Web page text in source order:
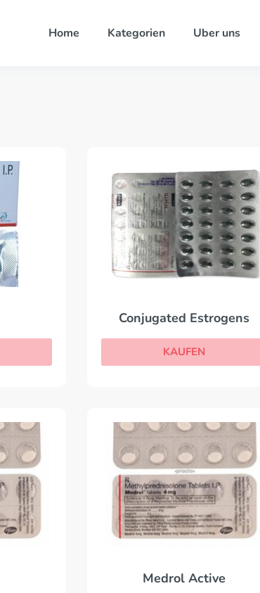
Home Kategorien Uber uns
Conjugated Estrogens
KAUFEN
Medrol Active